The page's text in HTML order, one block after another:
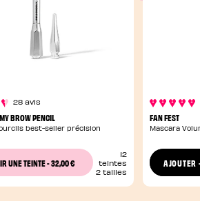
28 avis
BROW PENCIL
best-seller précision
UNE TEINTE-32,00 €
12
teintes
2 tailles
FAN FEST
Mascara
AJOUTER